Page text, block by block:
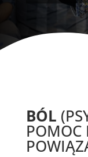
BÓL
POMOC